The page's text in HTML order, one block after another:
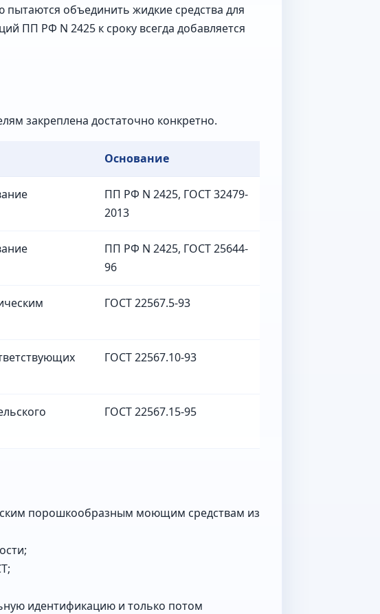
пытаются объединить жидкие средства для
ПП РФ N 2425 к сроку всегда добавляется
закреплена достаточно конкретно.
Основание
ПП РФ N 2425, ГОСТ 32479-
2013
ПП РФ N 2425, ГОСТ 25644-
96
ГОСТ 22567.5-93
ГОСТ 22567.10-93
ГОСТ 22567.15-95
порошкообразным моющим средствам из
идентификацию и только потом